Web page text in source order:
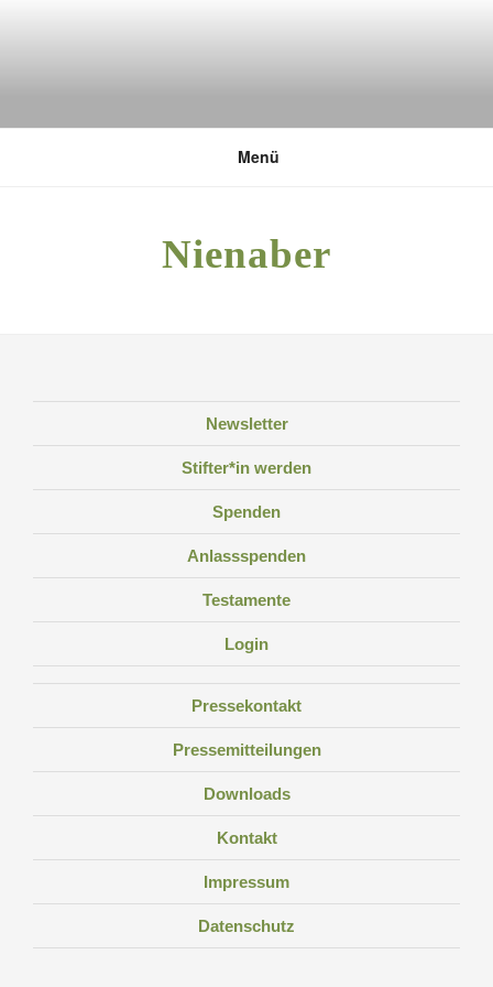
DEUTSCHE UMWELTSTIFTUNG
Menü
Nienaber
Newsletter
Stifter*in werden
Spenden
Anlassspenden
Testamente
Login
Pressekontakt
Pressemitteilungen
Downloads
Kontakt
Impressum
Datenschutz